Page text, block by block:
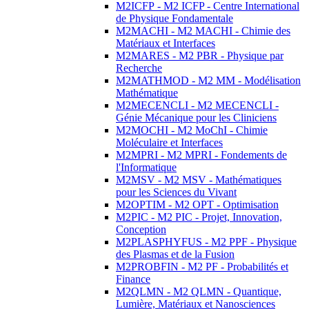
M2ICFP - M2 ICFP - Centre International
de Physique Fondamentale
M2MACHI - M2 MACHI - Chimie des
Matériaux et Interfaces
M2MARES - M2 PBR - Physique par
Recherche
M2MATHMOD - M2 MM - Modélisation
Mathématique
M2MECENCLI - M2 MECENCLI -
Génie Mécanique pour les Cliniciens
M2MOCHI - M2 MoChI - Chimie
Moléculaire et Interfaces
M2MPRI - M2 MPRI - Fondements de
l'Informatique
M2MSV - M2 MSV - Mathématiques
pour les Sciences du Vivant
M2OPTIM - M2 OPT - Optimisation
M2PIC - M2 PIC - Projet, Innovation,
Conception
M2PLASPHYFUS - M2 PPF - Physique
des Plasmas et de la Fusion
M2PROBFIN - M2 PF - Probabilités et
Finance
M2QLMN - M2 QLMN - Quantique,
Lumière, Matériaux et Nanosciences